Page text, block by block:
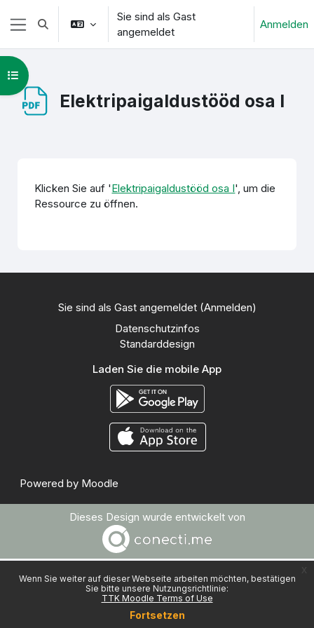
Zum Hauptinhalt
Wenn Sie weiter auf dieser Webseite arbeiten möchten, bestätigen
Sie bitte unsere Nutzungsrichtlinie:
TTK Moodle Terms of Use
Fortsetzen
Website-Übersicht
Sucheingabe umschalten
Sie sind als Gast
angemeldet
Anmelden
Elektripaigaldustööd osa I
Kursindex öffnen
Klicken Sie auf 'Elektripaigaldustööd osa I', um die
Ressource zu öffnen.
Sie sind als Gast angemeldet (Anmelden)
Datenschutzinfos
Standarddesign
Laden Sie die mobile App
Powered by Moodle
Dieses Design wurde entwickelt von